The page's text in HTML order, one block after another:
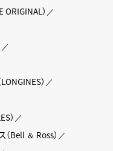
ORIGINAL）
）
）
（Bell ＆ Ross）